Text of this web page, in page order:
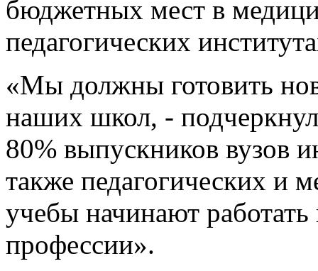
бюджетных мест в
педагогических
«Мы должны готовить
наших школ, -
80% выпускников вузов
также педагогических и
учебы начинают
профессии».